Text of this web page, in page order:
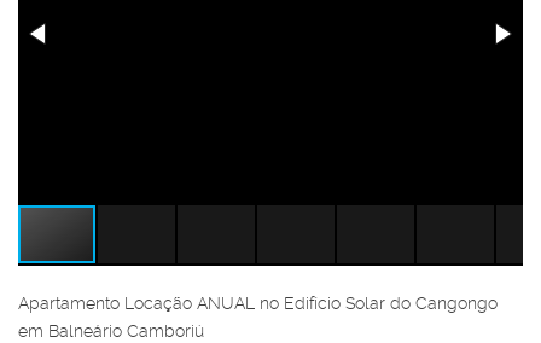
Apartamento Locação ANUAL no Edifício Solar do Cangongo
em Balneário Camboriú